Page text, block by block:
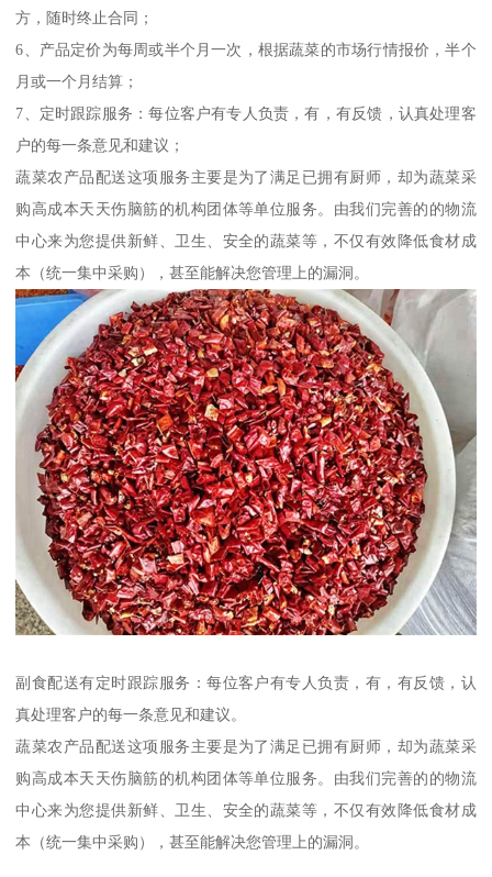
方，随时终止合同；
6、产品定价为每周或半个月一次，根据蔬菜的市场行情报价，半个
月或一个月结算；
7、定时跟踪服务：每位客户有专人负责，有，有反馈，认真处理客
户的每一条意见和建议；
蔬菜农产品配送这项服务主要是为了满足已拥有厨师，却为蔬菜采
购高成本天天伤脑筋的机构团体等单位服务。由我们完善的的物流
中心来为您提供新鲜、卫生、安全的蔬菜等，不仅有效降低食材成
本（统一集中采购），甚至能解决您管理上的漏洞。
副食配送有定时跟踪服务：每位客户有专人负责，有，有反馈，认
真处理客户的每一条意见和建议。
蔬菜农产品配送这项服务主要是为了满足已拥有厨师，却为蔬菜采
购高成本天天伤脑筋的机构团体等单位服务。由我们完善的的物流
中心来为您提供新鲜、卫生、安全的蔬菜等，不仅有效降低食材成
本（统一集中采购），甚至能解决您管理上的漏洞。